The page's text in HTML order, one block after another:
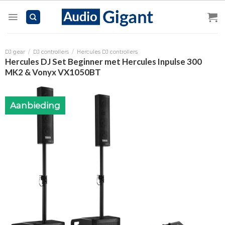
DJ gear / DJ controllers / Hercules DJ controllers
Hercules DJ Set Beginner met Hercules Inpulse 300
MK2 & Vonyx VX1050BT
Aanbieding